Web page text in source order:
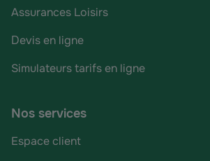
Assurances Loisirs
Devis en ligne
Simulateurs tarifs en ligne
Nos services
Espace client